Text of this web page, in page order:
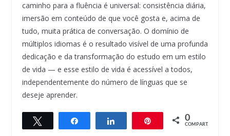
caminho para a fluência é universal: consistência diária,
imersão em conteúdo de que você gosta e, acima de
tudo, muita prática de conversação. O domínio de
múltiplos idiomas é o resultado visível de uma profunda
dedicação e da transformação do estudo em um estilo
de vida — e esse estilo de vida é acessível a todos,
independentemente do número de línguas que se
deseje aprender.
Compartilhar Compartilhar 0
COMPART.